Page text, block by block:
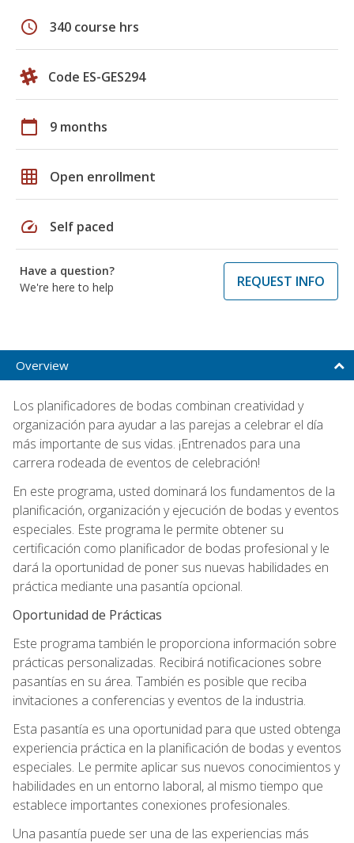
schedule 340 course hrs
Code ES-GES294
calendar_today 9 months
grid_on Open enrollment
speed Self paced
Have a question?
We're here to help
REQUEST INFO
Overview
Los planificadores de bodas combinan creatividad y
organización para ayudar a las parejas a celebrar el día
más importante de sus vidas. ¡Entrenados para una
carrera rodeada de eventos de celebración!
En este programa, usted dominará los fundamentos de la
planificación, organización y ejecución de bodas y eventos
especiales. Este programa le permite obtener su
certificación como planificador de bodas profesional y le
dará la oportunidad de poner sus nuevas habilidades en
práctica mediante una pasantía opcional.
Oportunidad de Prácticas
Este programa también le proporciona información sobre
prácticas personalizadas. Recibirá notificaciones sobre
pasantías en su área. También es posible que reciba
invitaciones a conferencias y eventos de la industria.
Esta pasantía es una oportunidad para que usted obtenga
experiencia práctica en la planificación de bodas y eventos
especiales. Le permite aplicar sus nuevos conocimientos y
habilidades en un entorno laboral, al mismo tiempo que
establece importantes conexiones profesionales.
Una pasantía puede ser una de las experiencias más